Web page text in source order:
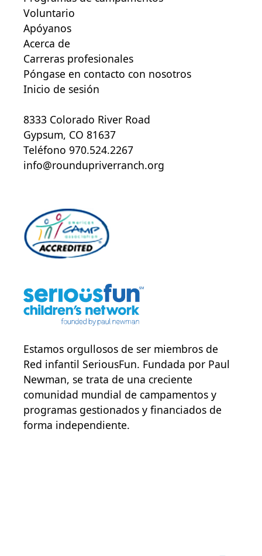
Voluntario
Apóyanos
Acerca de
Carreras profesionales
Póngase en contacto con nosotros
Inicio de sesión
8333 Colorado River Road
Gypsum, CO 81637
Teléfono 970.524.2267
info@roundupriverranch.org
Estamos orgullosos de ser miembros de
Red infantil SeriousFun. Fundada por Paul
Newman, se trata de una creciente
comunidad mundial de campamentos y
programas gestionados y financiados de
forma independiente.